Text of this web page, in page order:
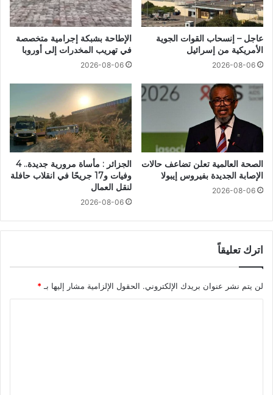
عاجل – إنسحاب القوات الجوية
الأمريكية من إسرائيل
2026-08-06
الإطاحة بشبكة إجرامية متخصصة
في تهريب المخدرات إلى أوروبا
2026-08-06
الصحة العالمية تعلن تضاعف حالات
الإصابة الجديدة بفيروس إيبولا
2026-08-06
الجزائر : مأساة مرورية جديدة.. 4
وفيات و17 جريحًا في انقلاب حافلة
لنقل العمال
2026-08-06
اترك تعليقاً
لن يتم نشر عنوان بريدك الإلكتروني. الحقول الإلزامية مشار إليها بـ *